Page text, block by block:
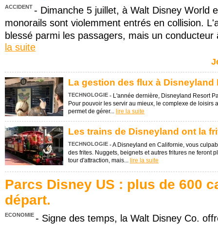
ACCIDENT - Dimanche 5 juillet, à Walt Disney World
monorails sont violemment entrés en collision.
blessé parmi les passagers, mais un
la suite
La gestion des flux à Disneyland
TECHNOLOGIE - L'année dernière, Disneyland Resort
Pour pouvoir les servir au mieux, le complexe de loisirs
permet de gérer... lire la suite
Les trains de Disneyland ont la
TECHNOLOGIE - A Disneyland en Californie, vous
des frites. Nuggets, beignets et autres fritures ne feront
tour d'attraction, mais... lire la suite
Parcs Disney US : plus de 600
départ.
ECONOMIE - Signe des temps, la Walt Disney Co.